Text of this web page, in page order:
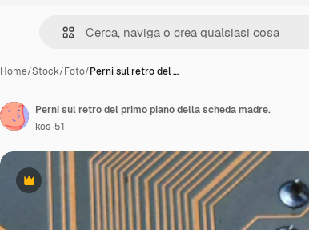
Home/Stock/Foto/Perni sul retro del …
Premium
Perni sul retro del primo piano della scheda madre.
kos-51